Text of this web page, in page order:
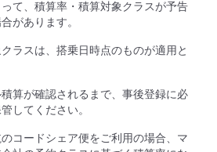
て、積算率・積算対象クラスが予告
があります。
ラスは、搭乗日時点のものが適用と
算が確認されるまで、事後登録に必
してください。
コードシェア便をご利用の場合、マ